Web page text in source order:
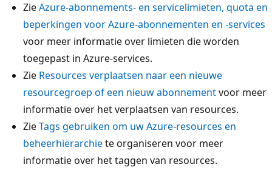
ZieAzure-abonnements- en servicelimieten, quota en
beperkingen voor Azure-abonnementen en -services
voor meer informatie over limieten die worden
toegepast in Azure-services.
Zie Resources verplaatsen naar een nieuwe
resourcegroep of een nieuw abonnementvoor meer
informatie over het verplaatsen van resources.
ZieTags gebruiken om uw Azure-resources en
beheerhiërarchiete organiseren voor meer
informatie over het taggen van resources.